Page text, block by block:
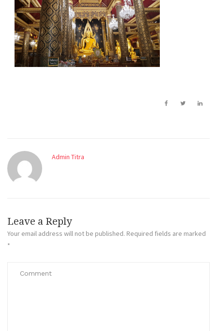
Admin Titra
Leave a Reply
Your email address will not be published. Required fields are marked
*